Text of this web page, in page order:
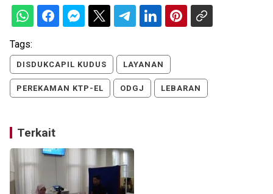
Tags:
DISDUKCAPIL KUDUS LAYANAN
PEREKAMAN KTP-EL ODGJ LEBARAN
Terkait